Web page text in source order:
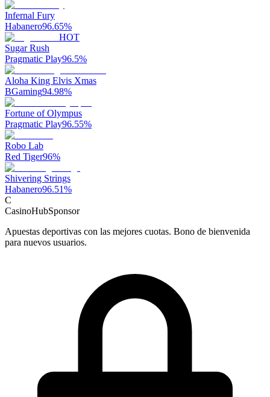
Infernal Fury
Habanero96.65%
HOT
Sugar Rush
Pragmatic Play96.5%
Aloha King Elvis Xmas
BGaming94.98%
Fortune of Olympus
Pragmatic Play96.55%
Robo Lab
Red Tiger96%
Shivering Strings
Habanero96.51%
C
CasinoHubSponsor
Apuestas deportivas con las mejores cuotas. Bono de bienvenida
para nuevos usuarios.